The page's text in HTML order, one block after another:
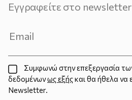
Εγγραφείτε στο
Συμφωνώ στην επεξεργασία
δεδομένωνως εξήςκαι θα ήθελα
Newsletter.